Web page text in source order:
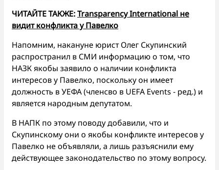
ЧИТАЙТЕ ТАКЖЕ:Transparency International не
видит конфликта у Павелко
Напомним, накануне юрист Олег Скупинский
распространил в СМИ информацию о том, что
НАЗК якобы заявило о наличии конфликта
интересов у Павелко, поскольку он имеет
должность в УЕФА (членсво в UEFA Events - ред.) и
является народным депутатом.
В НАПК по этому поводу добавили, что и
Скупинскому они о якобы конфликте интересов у
Павелко не объявляли, а лишь разъяснили ему
действующее законодательство по этому вопросу.